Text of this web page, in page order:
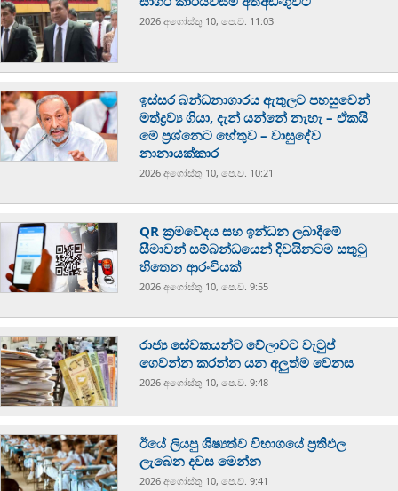
2026 අගෝස්‍තු 10, පෙ.ව. 11:03
ඉස්සර බන්ධනාගාරය ඇතුලට පහසුවෙන්
මත්ද්‍රව්‍ය ගියා, දැන් යන්නේ නැහැ – ඒකයි
මේ ප්‍රශ්නෙට හේතුව – වාසුදේව
නානායක්කාර
2026 අගෝස්‍තු 10, පෙ.ව. 10:21
QR ක්‍රමවේදය සහ ඉන්ධන ලබාදීමේ
සීමාවන් සම්බන්ධයෙන් දිවයිනටම සතුටු
හිතෙන ආරංචියක්
2026 අගෝස්‍තු 10, පෙ.ව. 9:55
රාජ්‍ය සේවකයන්ට වේලාවට වැටුප්
ගෙවන්න කරන්න යන අලුත්ම වෙනස
2026 අගෝස්‍තු 10, පෙ.ව. 9:48
ඊයේ ලියපු ශිෂ්‍යත්ව විභාගයේ ප්‍රතිඵල
ලැබෙන දවස මෙන්න
2026 අගෝස්‍තු 10, පෙ.ව. 9:41